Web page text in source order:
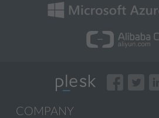
COMPANY